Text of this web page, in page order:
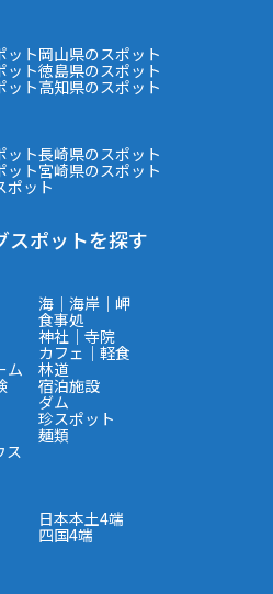
ット岡山県のスポット
ット徳島県のスポット
ット高知県のスポット
ット長崎県のスポット
ット宮崎県のスポット
ポット
スポットを探す
海｜海岸｜岬
食事処
神社｜寺院
カフェ｜軽食
ム 林道
宿泊施設
ダム
珍スポット
麺類
ス
日本本土4端
四国4端